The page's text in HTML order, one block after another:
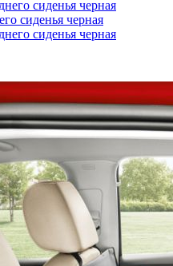
сиденья черная